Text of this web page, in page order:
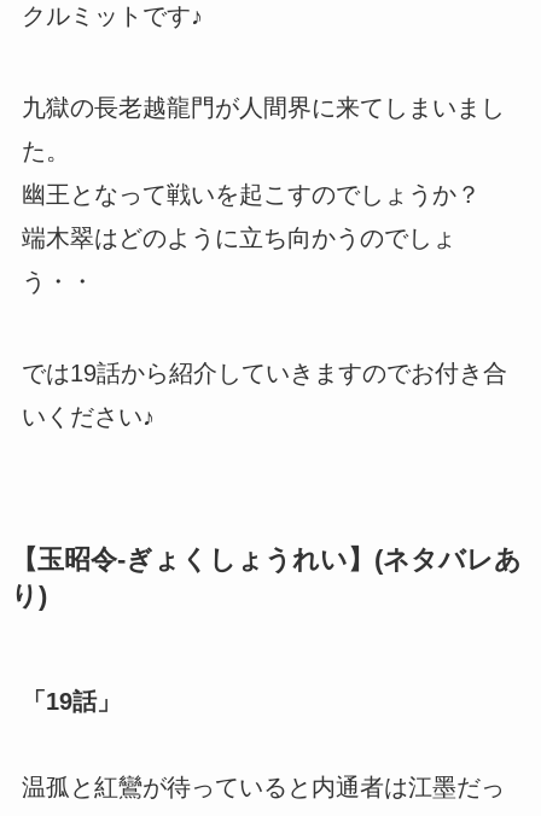
クルミットです♪
九獄の長老越龍門が人間界に来てしまいまし
た。
幽王となって戦いを起こすのでしょうか？
端木翠はどのように立ち向かうのでしょ
う・・
では19話から紹介していきますのでお付き合
いください♪
【玉昭令-ぎょくしょうれい】(ネタバレあ
り)
「19話」
温孤と紅鸞が待っていると内通者は江墨だっ